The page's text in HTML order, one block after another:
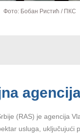
Фото: Бобан Ристић / ПКС
(RAS) je agencija
usluga, uključujući